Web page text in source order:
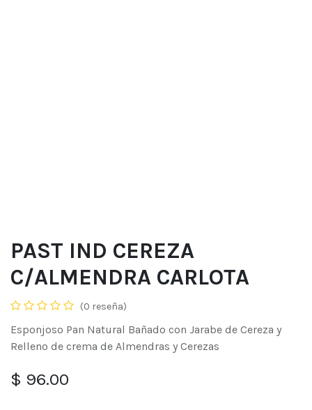
PAST IND CEREZA
C/ALMENDRA CARLOTA
(0 reseña)
Esponjoso Pan Natural Bañado con Jarabe de Cereza y
Relleno de crema de Almendras y Cerezas
$ 96.00